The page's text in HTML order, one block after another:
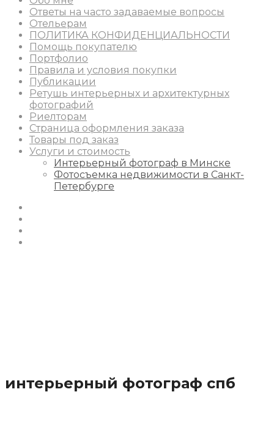
Ответы на часто задаваемые вопросы
Отельерам
ПОЛИТИКА КОНФИДЕНЦИАЛЬНОСТИ
Помощь покупателю
Портфолио
Правила и условия покупки
Публикации
Ретушь интерьерных и архитектурных
фотографий
Риелторам
Страница оформления заказа
Товары под заказ
Услуги и стоимость
Интерьерный фотограф в Минске
Фотосъемка недвижимости в Санкт-
Петербурге
интерьерный фотограф спб